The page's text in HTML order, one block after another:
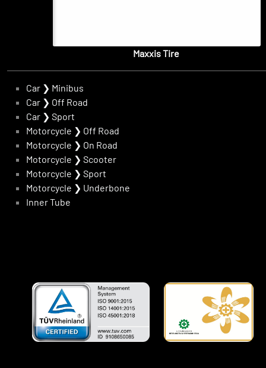
Maxxis Tire
Car ❯ Minibus
Car ❯ Off Road
Car ❯ Sport
Motorcycle ❯ Off Road
Motorcycle ❯ On Road
Motorcycle ❯ Scooter
Motorcycle ❯ Sport
Motorcycle ❯ Underbone
Inner Tube